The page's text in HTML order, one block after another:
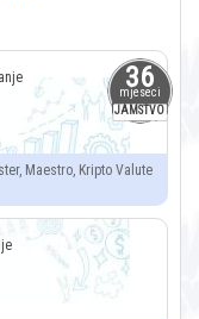
36
mjeseci
JAMSTVO
Maestro, Kripto Valute